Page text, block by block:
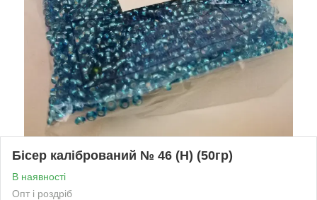
Бісер калібрований № 46 (Н) (50гр)
В наявності
Опт і роздріб